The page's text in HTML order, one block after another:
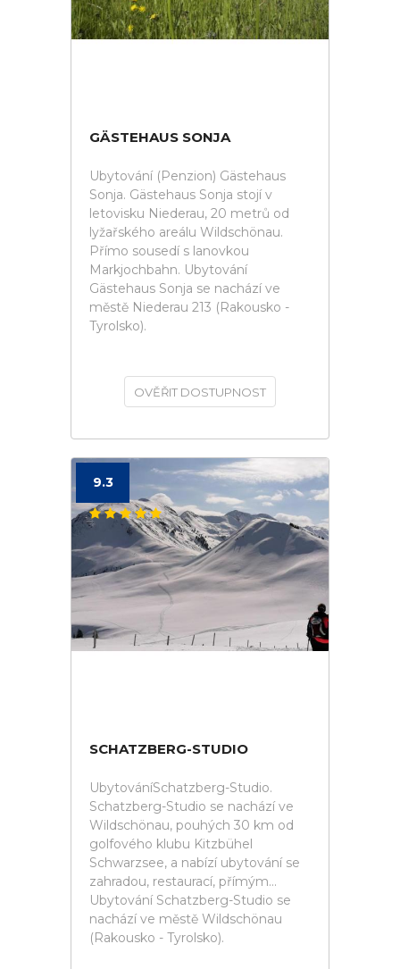
GÄSTEHAUS SONJA
Ubytování (Penzion) Gästehaus
Sonja. Gästehaus Sonja stojí v
letovisku Niederau, 20 metrů od
lyžařského areálu Wildschönau.
Přímo sousedí s lanovkou
Markjochbahn. Ubytování
Gästehaus Sonja se nachází ve
městě Niederau 213 (Rakousko -
Tyrolsko).
OVĚŘIT DOSTUPNOST
9.3
SCHATZBERG-STUDIO
UbytováníSchatzberg-Studio.
Schatzberg-Studio se nachází ve
Wildschönau, pouhých 30 km od
golfového klubu Kitzbühel
Schwarzsee, a nabízí ubytování se
zahradou, restaurací, přímým...
Ubytování Schatzberg-Studio se
nachází ve městě Wildschönau
(Rakousko - Tyrolsko).